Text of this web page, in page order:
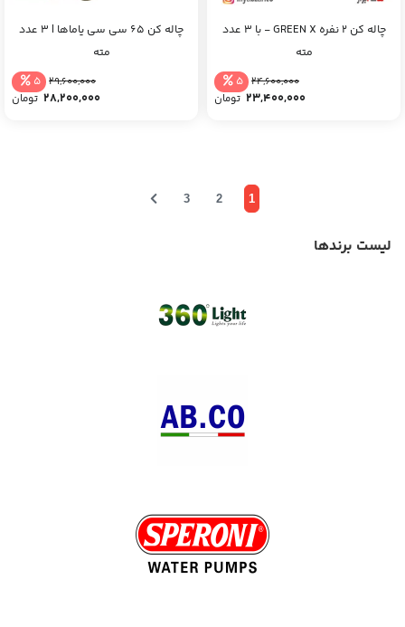
چاله کن 2 نفره GREEN X - با 3 عدد
مته
24,600,000
5
23,400,000 تومان
چاله کن 65 سی سی یاماها | 3 عدد
مته
29,600,000
5
28,200,000 تومان
1
2
3
لیست برندها